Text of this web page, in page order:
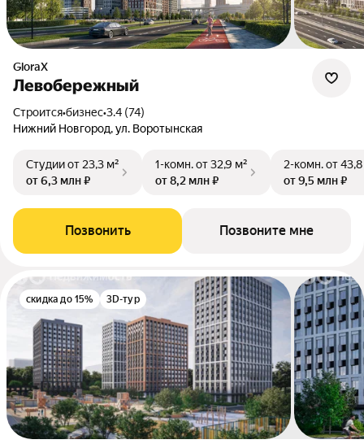
GloraX
Левобережный
Строится•бизнес•3.4 (74)
Нижний Новгород, ул. Воротынская
Студииот 23,3 м²
от 6,3 млн ₽
1-комн.от 32,9 м²
от 8,2 млн ₽
2-комн.от
от 9,5 млн ₽
Позвонить Позвоните мне
скидка до 15% 3D-тур